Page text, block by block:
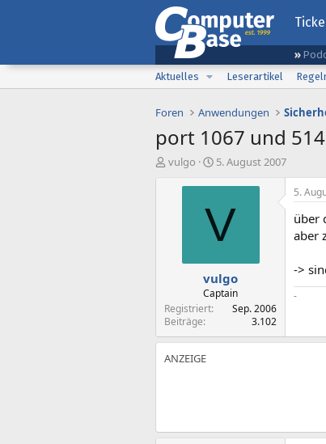
Aktuelles
Leserartikel
Foren Anwendungen
port 1067 und
E
vulgo
E
s
l
t
a
m
5. August 2007
V
vulgo
Captain
Registriert
Sep. 2006
Beiträge
3.102
5.
über
aber
->
-